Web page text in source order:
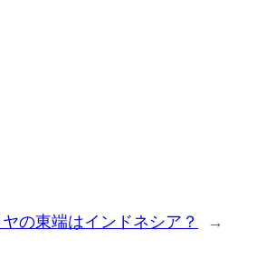
ヤの東端はインドネシア？ →